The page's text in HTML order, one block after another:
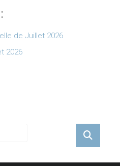
de Juillet 2026
2026